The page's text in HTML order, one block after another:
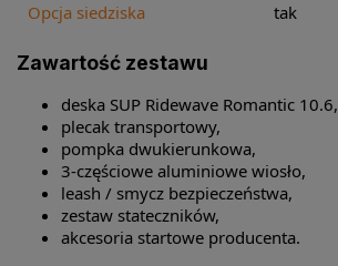
Opcja siedziska
tak
Zawartość zestawu
deska SUP Ridewave Romantic 10.6,
plecak transportowy,
pompka dwukierunkowa,
3-częściowe aluminiowe wiosło,
leash / smycz bezpieczeństwa,
zestaw stateczników,
akcesoria startowe producenta.